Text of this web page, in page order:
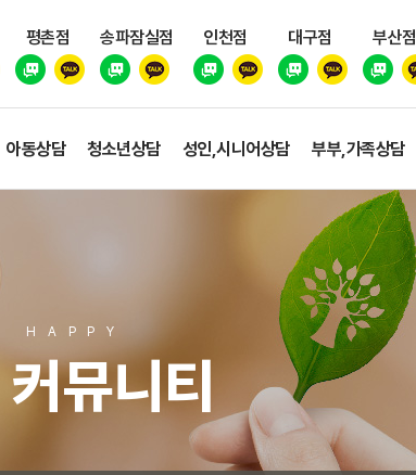
평촌점 송파잠실점 인천점 대구점 부산점
아동상담 청소년상담 성인,시니어상담 부부,가족상담
HAPPY
뮤니티